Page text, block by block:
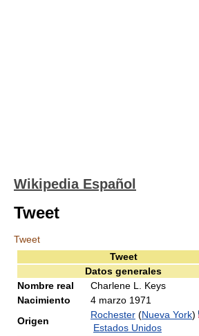
Wikipedia Español
Tweet
Tweet
Tweet
Datos generales
Nombre real
Charlene L. Keys
Nacimiento
4 marzo 1971
Origen
Rochester (Nueva York)
Estados Unidos